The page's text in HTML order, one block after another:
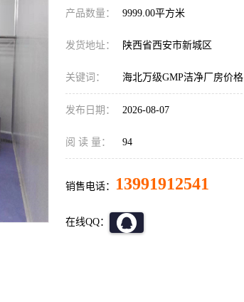
产品数量： 9999.00平方米
发货地址： 陕西省西安市新城区
关键词： 海北万级GMP洁净厂房价格
发布日期： 2026-08-07
阅 读 量： 94
销售电话： 13991912541
在线QQ：